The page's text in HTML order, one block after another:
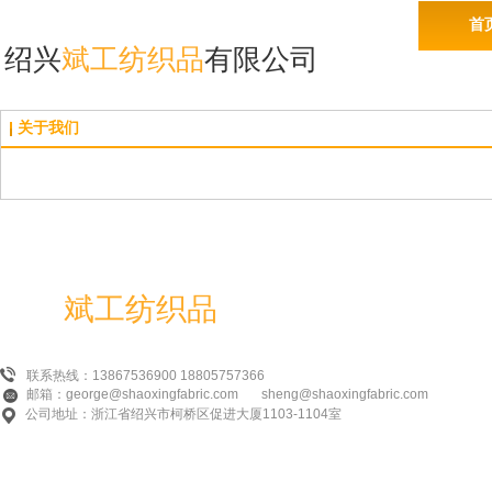
绍兴斌工纺织品有限公司
首
关于我们
联系热线：13867536900 18805757366
公司地址：浙江省绍兴市柯桥区促进大厦1103-1104室
斌工纺织品
邮箱：george@shaoxingfabric.com sheng@shaoxingfabric.com